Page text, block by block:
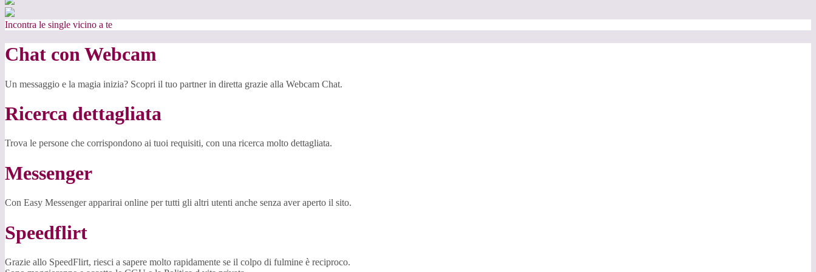
Incontra le single vicino a te
Chat con Webcam
Un messaggio e la magia inizia? Scopri il tuo partner in diretta grazie alla Webcam Chat.
Ricerca dettagliata
Trova le persone che corrispondono ai tuoi requisiti, con una ricerca molto dettagliata.
Messenger
Con Easy Messenger apparirai online per tutti gli altri utenti anche senza aver aperto il sito.
Speedflirt
Grazie allo SpeedFlirt, riesci a sapere molto rapidamente se il colpo di fulmine è reciproco.